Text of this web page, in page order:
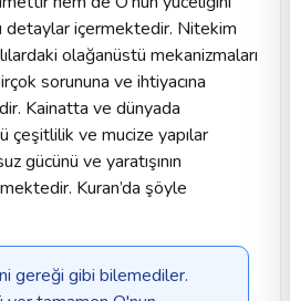
detaylar içermektedir. Nitekim
olağanüstü mekanizmaları
sorununa ve ihtiyacına
Kainatta ve dünyada
çeşitlilik ve mucize yapılar
gücünü ve yaratışının
Kuran’da şöyle
gereği gibi bilemediler.